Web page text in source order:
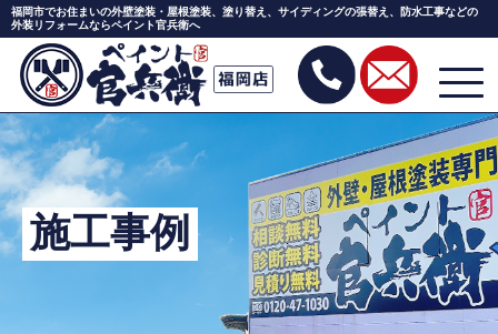
Skip
to
the
content
福岡市でお住まいの外壁塗装・屋根塗装、塗り替え、サイディングの張替え、防水工事などの
外装リフォームならペイント官兵衛へ
施工事例